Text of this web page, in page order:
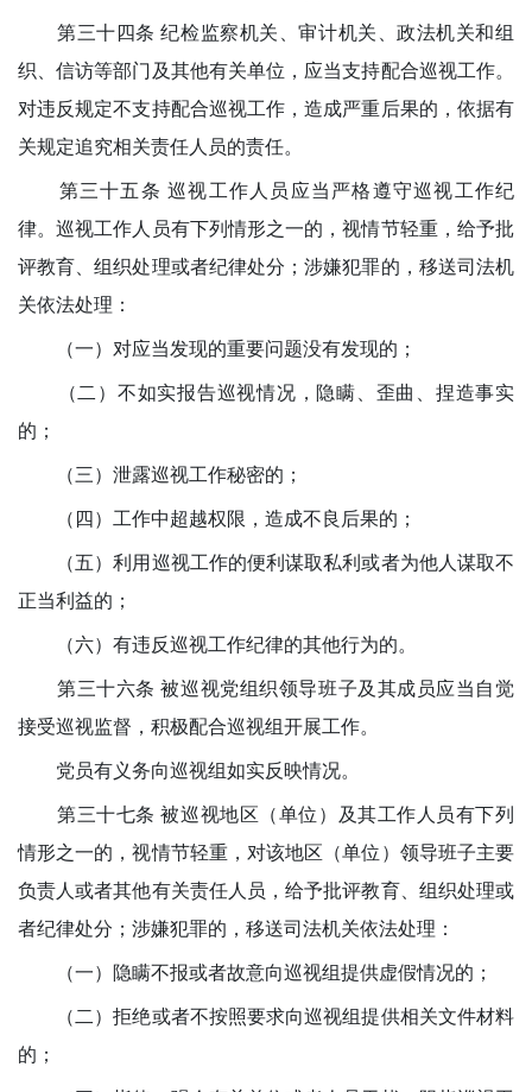
第三十四条 纪检监察机关、审计机关、政法机关和组
织、信访等部门及其他有关单位，应当支持配合巡视工作。
对违反规定不支持配合巡视工作，造成严重后果的，依据有
关规定追究相关责任人员的责任。
第三十五条 巡视工作人员应当严格遵守巡视工作纪
律。巡视工作人员有下列情形之一的，视情节轻重，给予批
评教育、组织处理或者纪律处分；涉嫌犯罪的，移送司法机
关依法处理：
（一）对应当发现的重要问题没有发现的；
（二）不如实报告巡视情况，隐瞒、歪曲、捏造事实
的；
（三）泄露巡视工作秘密的；
（四）工作中超越权限，造成不良后果的；
（五）利用巡视工作的便利谋取私利或者为他人谋取不
正当利益的；
（六）有违反巡视工作纪律的其他行为的。
第三十六条 被巡视党组织领导班子及其成员应当自觉
接受巡视监督，积极配合巡视组开展工作。
党员有义务向巡视组如实反映情况。
第三十七条 被巡视地区（单位）及其工作人员有下列
情形之一的，视情节轻重，对该地区（单位）领导班子主要
负责人或者其他有关责任人员，给予批评教育、组织处理或
者纪律处分；涉嫌犯罪的，移送司法机关依法处理：
（一）隐瞒不报或者故意向巡视组提供虚假情况的；
（二）拒绝或者不按照要求向巡视组提供相关文件材料
的；